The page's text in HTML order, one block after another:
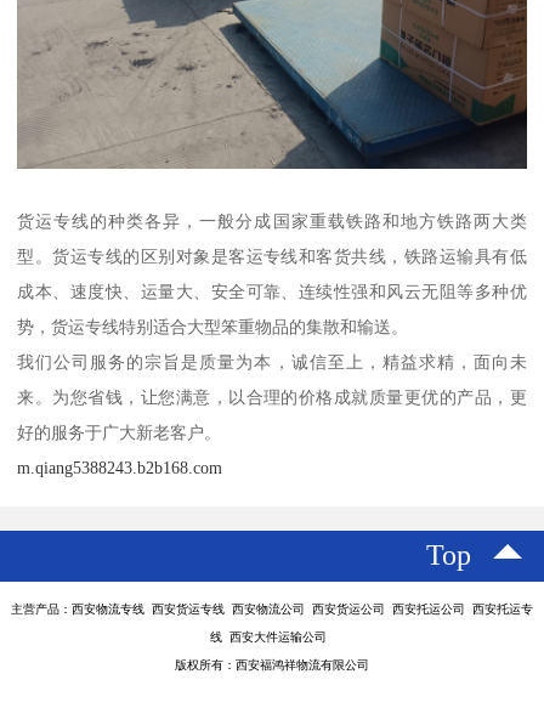
货运专线的种类各异，一般分成国家重载铁路和地方铁路两大类
型。货运专线的区别对象是客运专线和客货共线，铁路运输具有低
成本、速度快、运量大、安全可靠、连续性强和风云无阻等多种优
势，货运专线特别适合大型笨重物品的集散和输送。
我们公司服务的宗旨是质量为本，诚信至上，精益求精，面向未
来。为您省钱，让您满意，以合理的价格成就质量更优的产品，更
好的服务于广大新老客户。
m.qiang5388243.b2b168.com
Top
主营产品：西安物流专线 西安货运专线 西安物流公司 西安货运公司 西安托运公司 西安托运专
线 西安大件运输公司
版权所有：西安福鸿祥物流有限公司